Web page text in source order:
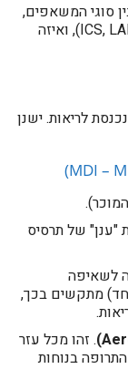
סוגי המשאפים,
מה מסתתר בתוך האותיות באנגלית (ICS, LABA, LAMA), ואיזה
לריאות. ישנן
"ענן" של תרסיס
לשאיפה
מתקשים בכך,
. זהו מכל עזר
בנוחות